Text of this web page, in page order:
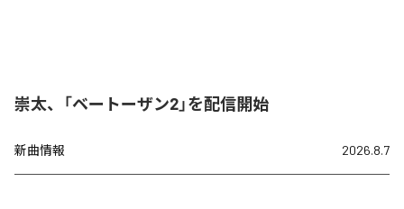
崇太、「ベートーザン2」を配信開始
新曲情報 2026.8.7